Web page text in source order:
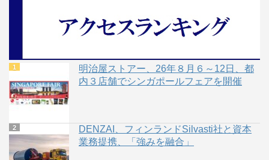
明治屋ストアー、26年８月６～12日、都
内３店舗でシンガポールフェアを開催
DENZAI、フィンランドSilvasti社と資本
業務提携、「強みを融合」